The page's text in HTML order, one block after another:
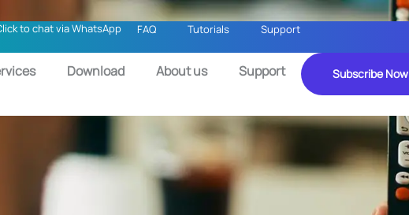
to chat via WhatsApp FAQ Tutorials Support
Download About us Support Subscribe Now